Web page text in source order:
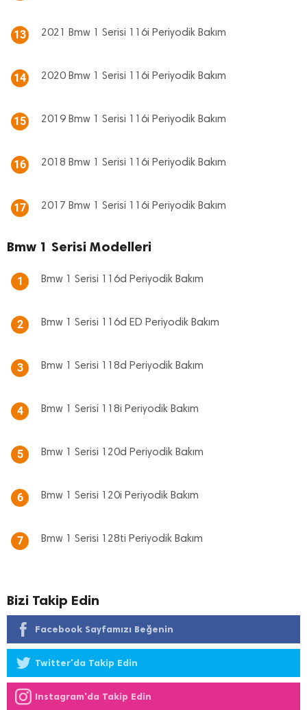
13 2021 Bmw 1 Serisi 116i Periyodik Bakım
14 2020 Bmw 1 Serisi 116i Periyodik Bakım
15 2019 Bmw 1 Serisi 116i Periyodik Bakım
16 2018 Bmw 1 Serisi 116i Periyodik Bakım
17 2017 Bmw 1 Serisi 116i Periyodik Bakım
Bmw 1 Serisi Modelleri
1 Bmw 1 Serisi 116d Periyodik Bakım
2 Bmw 1 Serisi 116d ED Periyodik Bakım
3 Bmw 1 Serisi 118d Periyodik Bakım
4 Bmw 1 Serisi 118i Periyodik Bakım
5 Bmw 1 Serisi 120d Periyodik Bakım
6 Bmw 1 Serisi 120i Periyodik Bakım
7 Bmw 1 Serisi 128ti Periyodik Bakım
Bizi Takip Edin
Facebook Sayfamızı Beğenin
Twitter'da Takip Edin
Instagram'da Takip Edin